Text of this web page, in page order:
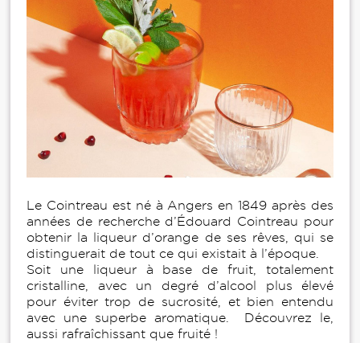
Le Cointreau est né à Angers en 1849 après des
années de recherche d’Édouard Cointreau pour
obtenir la liqueur d’orange de ses rêves, qui se
distinguerait de tout ce qui existait à l’époque.
Soit une liqueur à base de fruit, totalement
cristalline, avec un degré d’alcool plus élevé
pour éviter trop de sucrosité, et bien entendu
avec une superbe aromatique. Découvrez le,
aussi rafraîchissant que fruité !